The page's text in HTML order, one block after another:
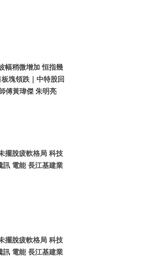
幅稍微增加 恒指幾
塊領跌｜中特股回
傅黃瑋傑 朱明亮
擺脫疲軟格局 科技
訊 電能 長江基建業
擺脫疲軟格局 科技
訊 電能 長江基建業